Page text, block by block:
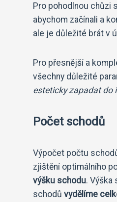
Pro pohodlnou chůzi
abychom začínali a
ale je důležité brát v
Pro přesnější a
všechny důležité
esteticky zapadat do
Počet schodů
Výpočet počtu
zjištění optimálního
výšku schodu. Výška
schodů vydělíme